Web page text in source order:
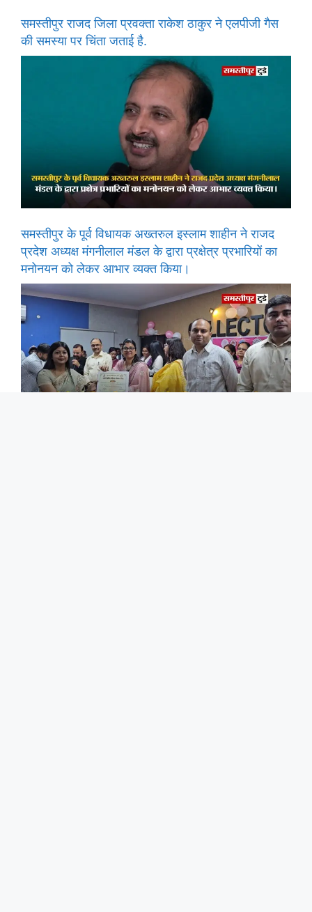
समस्तीपुर राजद जिला प्रवक्ता राकेश ठाकुर ने एलपीजी गैस
की समस्या पर चिंता जताई है.
समस्तीपुर के पूर्व विधायक अख्तरुल इस्लाम शाहीन ने राजद
प्रदेश अध्यक्ष मंगनीलाल मंडल के द्वारा प्रक्षेत्र प्रभारियों का
मनोनयन को लेकर आभार व्यक्त किया।